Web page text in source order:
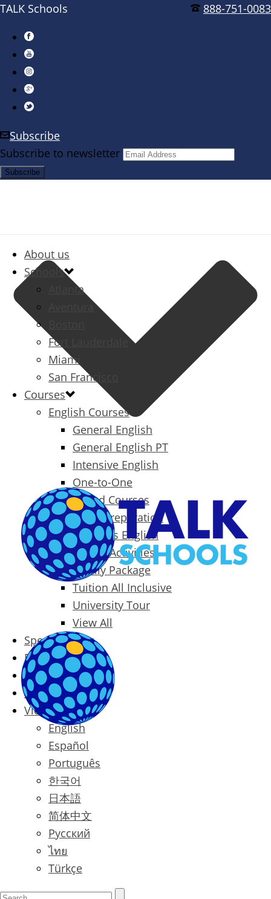
888-751-0083
TALK Schools
Subscribe
Subscribe to newsletter
About us
Schools
Atlanta
Aventura
Fort Lauderdale
Miami
San Francisco
Courses
English Courses
General English
General English PT
Intensive English
One-to-One
Specialized Courses
Exam Preparation
Business English
Packages & Activities
Family Package
Tuition All Inclusive
University Tour
View All
Special Offers
Prices
Blog
Contact
Vietnamese
English
Español
Português
한국어
日本語
简体中文
Русский
ไทย
Türkçe